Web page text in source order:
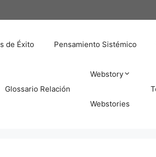
de Éxito Pensamiento Sistémico
Glossario Relación
Webstory
Webstories